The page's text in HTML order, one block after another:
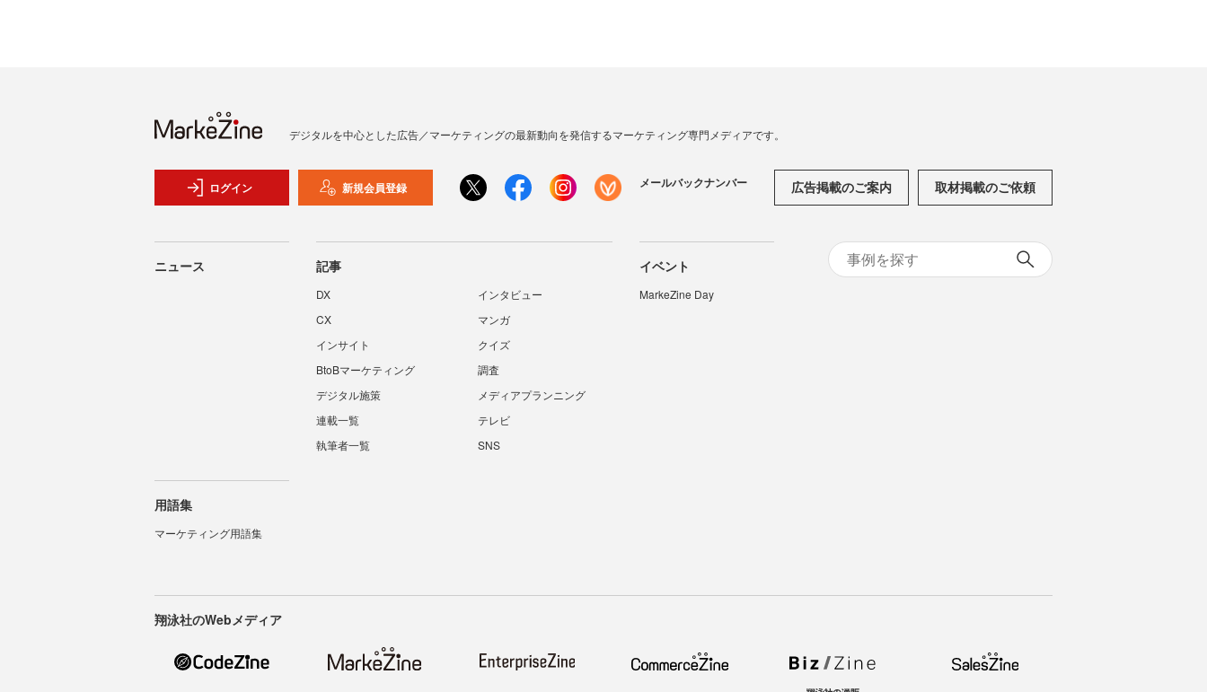
デジタルを中心とした広告／マーケティングの最新動向を発信するマーケティング専門メディアです。
ログイン 新規会員登録 メールバックナンバー 広告掲載のご案内 取材掲載のご依頼
ニュース 記事
DX
インタビュー
CX
マンガ
インサイト
クイズ
BtoBマーケティング
調査
デジタル施策
メディアプランニング
連載一覧
テレビ
執筆者一覧
SNS
イベント
MarkeZine Day
用語集
マーケティング用語集
翔泳社のWebメディア